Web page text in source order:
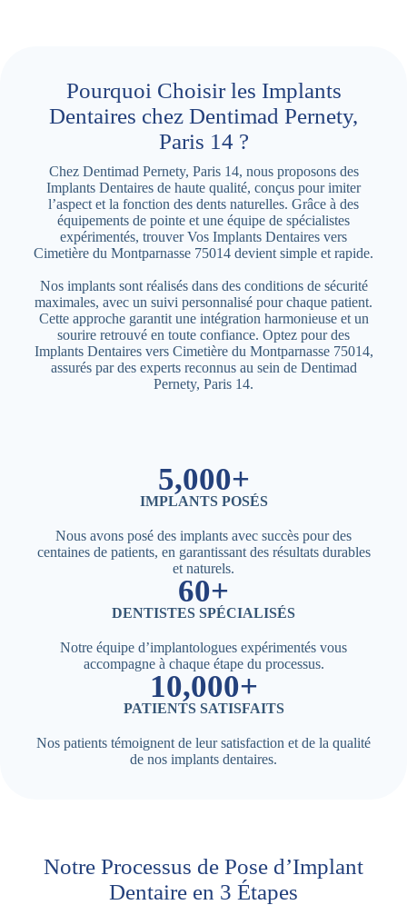
Pourquoi Choisir les Implants
Dentaires chez Dentimad Pernety,
Paris 14 ?
Chez Dentimad Pernety, Paris 14, nous proposons des
Implants Dentaires de haute qualité, conçus pour imiter
l’aspect et la fonction des dents naturelles. Grâce à des
équipements de pointe et une équipe de spécialistes
expérimentés, trouver Vos Implants Dentaires vers
Cimetière du Montparnasse 75014 devient simple et rapide.
Nos implants sont réalisés dans des conditions de sécurité
maximales, avec un suivi personnalisé pour chaque patient.
Cette approche garantit une intégration harmonieuse et un
sourire retrouvé en toute confiance. Optez pour des
Implants Dentaires vers Cimetière du Montparnasse 75014,
assurés par des experts reconnus au sein de Dentimad
Pernety, Paris 14.
5,000+
IMPLANTS POSÉS
Nous avons posé des implants avec succès pour des
centaines de patients, en garantissant des résultats durables
et naturels.
60+
DENTISTES SPÉCIALISÉS
Notre équipe d’implantologues expérimentés vous
accompagne à chaque étape du processus.
10,000+
PATIENTS SATISFAITS
Nos patients témoignent de leur satisfaction et de la qualité
de nos implants dentaires.
Notre Processus de Pose d’Implant
Dentaire en 3 Étapes